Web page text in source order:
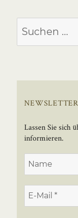
Suchen
nach:
Lassen Sie sich
informieren.